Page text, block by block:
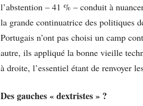
l’abstention – 41 % – conduit à
la grande continuatrice des politiques
Portugais n’ont pas choisi un camp
autre, ils appliqué la bonne vieille
à droite, l’essentiel étant de renvoyer
Des gauches « dextristes » ?